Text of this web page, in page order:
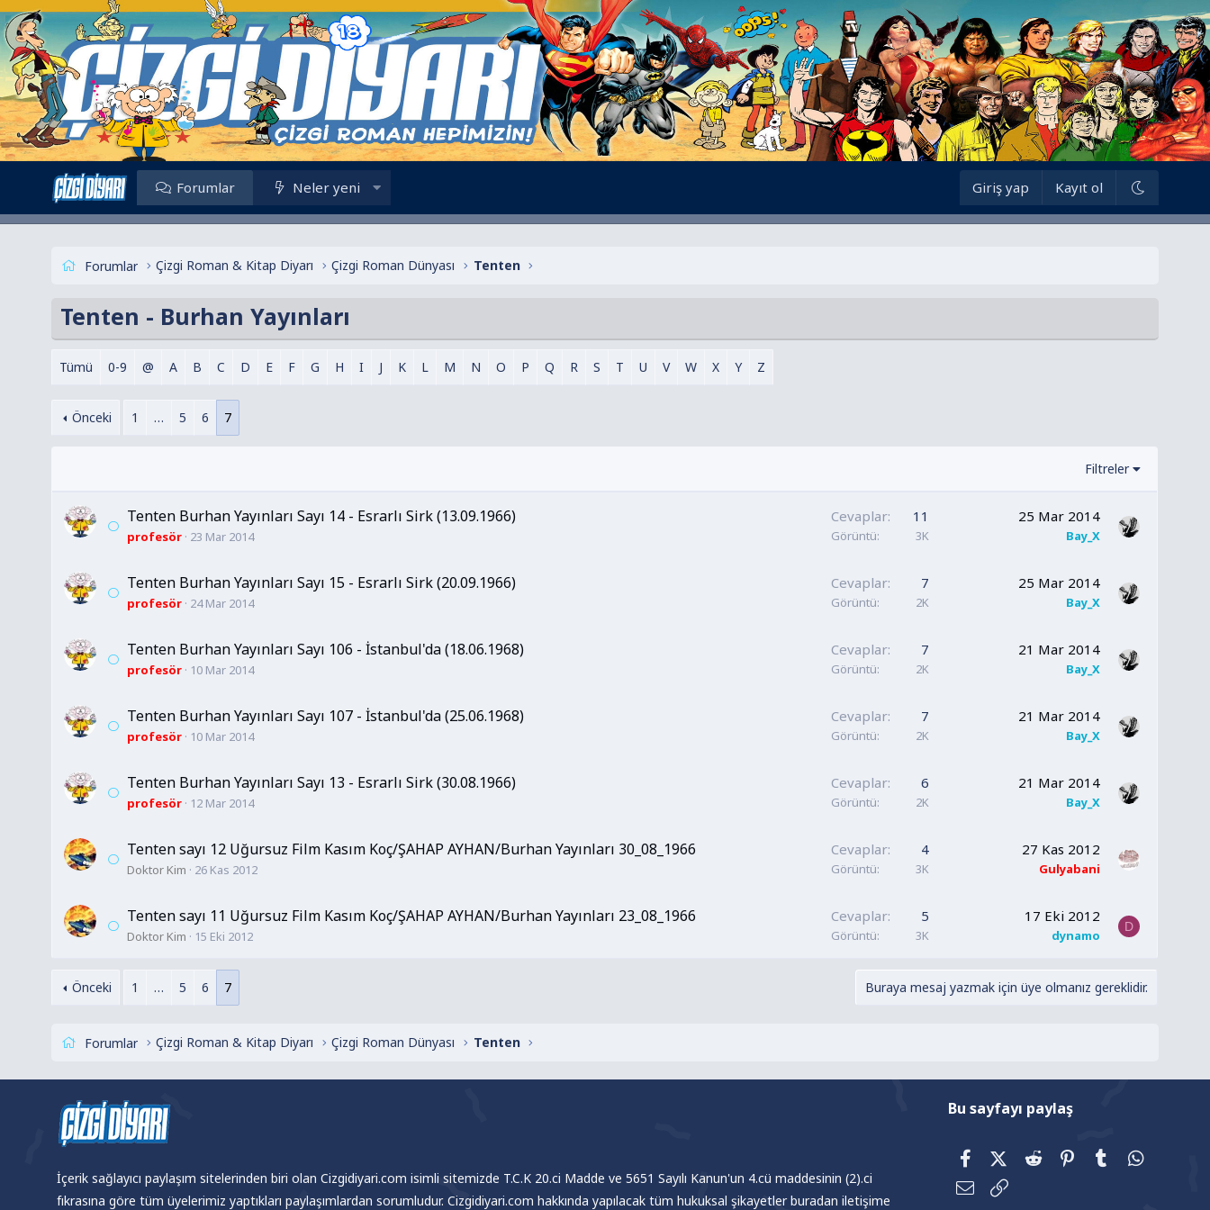
Forumlar Neler yeni Giriş yap Kayıt ol
Forumlar Çizgi Roman & Kitap Diyarı Çizgi Roman Dünyası Tenten
Tenten - Burhan Yayınları
Tümü 0-9 @ A B C D E F G H I J K L M N O P Q R S T U V W X Y Z
Önceki 1 … 5 6 7
Filtreler
Tenten Burhan Yayınları Sayı 14 - Esrarlı Sirk (13.09.1966)
profesör 23 Mar 2014
Cevaplar 11
Görüntü 3K
25 Mar 2014
Bay_X
Tenten Burhan Yayınları Sayı 15 - Esrarlı Sirk (20.09.1966)
profesör 24 Mar 2014
Cevaplar 7
Görüntü 2K
25 Mar 2014
Bay_X
Tenten Burhan Yayınları Sayı 106 - İstanbul'da (18.06.1968)
profesör 10 Mar 2014
Cevaplar 7
Görüntü 2K
21 Mar 2014
Bay_X
Tenten Burhan Yayınları Sayı 107 - İstanbul'da (25.06.1968)
profesör 10 Mar 2014
Cevaplar 7
Görüntü 2K
21 Mar 2014
Bay_X
Tenten Burhan Yayınları Sayı 13 - Esrarlı Sirk (30.08.1966)
profesör 12 Mar 2014
Cevaplar 6
Görüntü 2K
21 Mar 2014
Bay_X
Tenten sayı 12 Uğursuz Film Kasım Koç/ŞAHAP AYHAN/Burhan Yayınları 30_08_1966
Doktor Kim 26 Kas 2012
Cevaplar 4
Görüntü 3K
27 Kas 2012
Gulyabani
Tenten sayı 11 Uğursuz Film Kasım Koç/ŞAHAP AYHAN/Burhan Yayınları 23_08_1966
Doktor Kim 15 Eki 2012
Cevaplar 5
Görüntü 3K
17 Eki 2012
dynamo
D
Önceki 1 … 5 6 7 Buraya mesaj yazmak için üye olmanız gereklidir.
Forumlar Çizgi Roman & Kitap Diyarı Çizgi Roman Dünyası Tenten
İçerik sağlayıcı paylaşım sitelerinden biri olan Cizgidiyari.com isimli sitemizde T.C.K 20.ci Madde ve 5651 Sayılı Kanun'un 4.cü maddesinin (2).ci
fıkrasına göre tüm üyelerimiz yaptıkları paylaşımlardan sorumludur. Cizgidiyari.com hakkında yapılacak tüm hukuksal şikayetler buradan iletişime
Bu sayfayı paylaş
FacebookX (Twitter)
Reddit Pinterest
Tumblr
E-posta